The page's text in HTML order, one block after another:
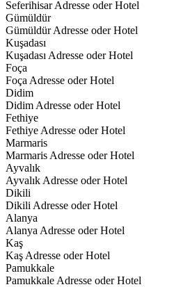
Seferihisar Adresse oder Hotel
Gümüldür
Gümüldür Adresse oder Hotel
Kuşadası
Kuşadası Adresse oder Hotel
Foça
Foça Adresse oder Hotel
Didim
Didim Adresse oder Hotel
Fethiye
Fethiye Adresse oder Hotel
Marmaris
Marmaris Adresse oder Hotel
Ayvalık
Ayvalık Adresse oder Hotel
Dikili
Dikili Adresse oder Hotel
Alanya
Alanya Adresse oder Hotel
Kaş
Kaş Adresse oder Hotel
Pamukkale
Pamukkale Adresse oder Hotel